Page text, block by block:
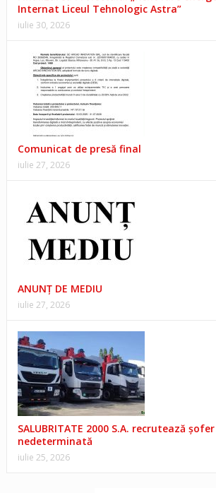
Internat Liceul Tehnologic Astra”
iulie 30, 2026
Comunicat de presă final
iulie 27, 2026
ANUNŢ DE MEDIU
iulie 27, 2026
SALUBRITATE 2000 S.A. recrutează
nedeterminată
iulie 25, 2026